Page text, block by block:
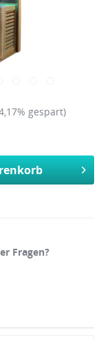
gespart)
Fragen?